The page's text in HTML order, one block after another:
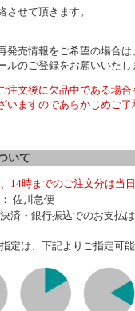
せて頂きます。
売情報をご希望の場合は
ルのご登録をお願いいたし
文後に欠品中である場合
ますのであらかじめご了
いて
14時までのご注文分は当
佐川急便
済・銀行振込でのお支払
定は、下記よりご指定可能